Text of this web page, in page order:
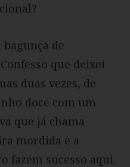
bagunça de
que deixei
duas vezes, de
doce com um
que já chama
mordida e a
fazem sucesso aqui.